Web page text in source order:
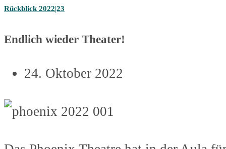
Rückblick 2022|23
Endlich wieder Theater!
24. Oktober 2022